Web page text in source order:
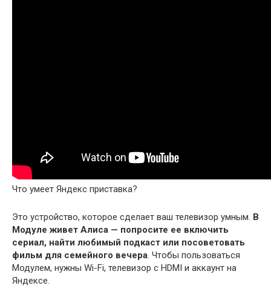
Что умеет Яндекс приставка?
Это устройство, которое сделает ваш телевизор умным. В
Модуле живет Алиса — попросите ее включить
сериал, найти любимый подкаст или посоветовать
фильм для семейного вечера. Чтобы пользоваться
Модулем, нужны Wi-Fi, телевизор с HDMI и аккаунт на
Яндексе.